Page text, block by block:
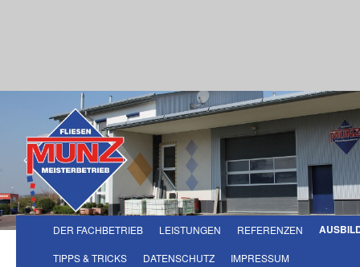
HauptmenüZum Inhalt wechseln
Zum sekundären Inhalt wechseln
DER FACHBETRIEB LEISTUNGEN REFERENZEN
TIPPS & TRICKS DATENSCHUTZ IMPRESSUM